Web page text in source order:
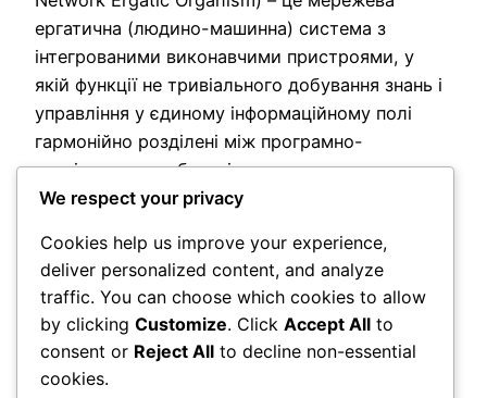
ергатична (людино-машинна) система з
інтегрованими виконавчими пристроями, у
якій функції не тривіального добування знань і
управління у єдиному інформаційному полі
гармонійно розділені між програмно-
технічними засобами і людьми та значна
частина цих функцій, крім критичних для
людей. Очевидно, що відповідна…
2026-05-30
We respect your privacy
Cookies help us improve your experience,
deliver personalized content, and analyze
traffic. You can choose which cookies to allow
by clicking Customize. Click Accept All to
consent or Reject All to decline non-essential
cookies.